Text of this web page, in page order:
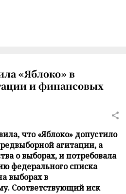
«Яблоко» в
и финансовых
что «Яблоко» допустило
агитации, а
о выборах, и потребовала
федерального списка
выборах в
Соответствующий иск